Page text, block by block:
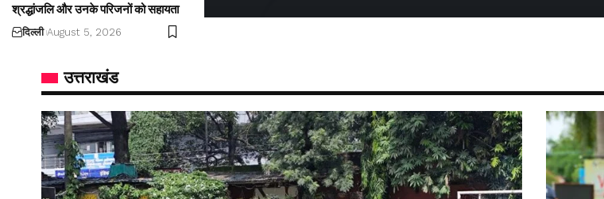
श्रद्धांजलि और उनके परिजनों को सहायता
दिल्ली August 5, 2026
उत्तराखंड